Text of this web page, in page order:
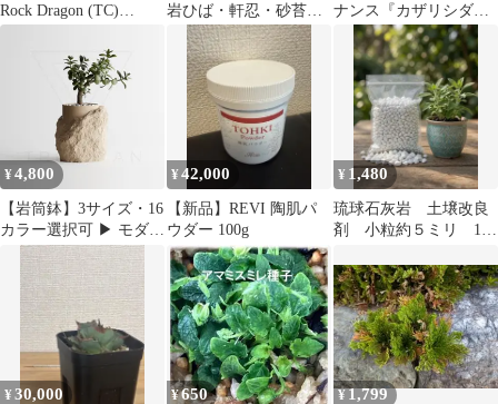
Rock Dragon (TC)
岩ひば・軒忍・砂苔・
灰苔の寄せ植え 有田
焼陶器鉢入り
ナンス『カザリシダ』
［板付・人気・大株］
【珍奇植物】
¥4,800
【岩筒鉢】3サイズ・16
カラー選択可 ▶ モダン
デザイン鉢・おしゃれ
プランター
¥42,000
【新品】REVI 陶肌パ
ウダー 100g
¥ 1,480
琉球石灰岩 土壌改良
剤 小粒約５ミリ 1リ
¥30,000 ¥650 ¥1,799